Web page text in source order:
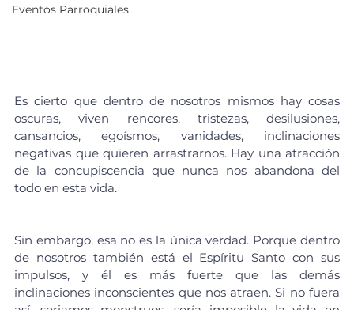
Eventos Parroquiales
Es cierto que dentro de nosotros mismos hay cosas
oscuras, viven rencores, tristezas, desilusiones,
cansancios, egoísmos, vanidades, inclinaciones
negativas que quieren arrastrarnos. Hay una atracción
de la concupiscencia que nunca nos abandona del
todo en esta vida.
Sin embargo, esa no es la única verdad. Porque dentro
de nosotros también está el Espíritu Santo con sus
impulsos, y él es más fuerte que las demás
inclinaciones inconscientes que nos atraen. Si no fuera